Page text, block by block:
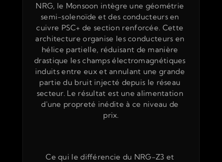
NRG, le Monsoon intègre une géométrie
semi-solenoïde et des conducteurs en
cuivre PSC+ de section renforcée. Cette
architecture organise les conducteurs en
hélice partielle, réduisant de manière
drastique les champs électromagnétiques
induits entre eux et annulant une grande
partie du bruit injecté depuis le réseau
secteur. Le résultat est une alimentation
d'une propreté inédite à ce niveau de
prix.
Ce qui le différencie du NRG-Z3 et